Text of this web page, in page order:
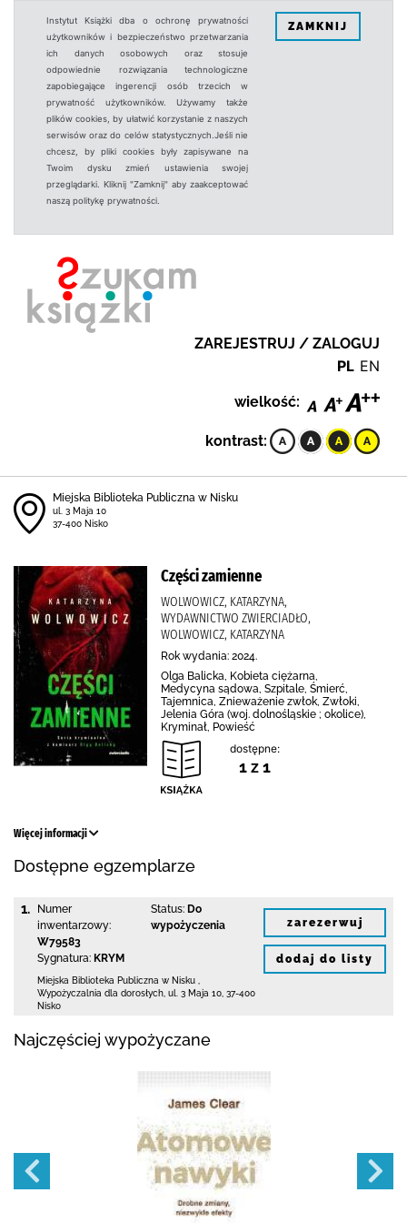
Instytut Książki dba o ochronę prywatności
użytkowników i bezpieczeństwo przetwarzania
ich danych osobowych oraz stosuje
odpowiednie rozwiązania technologiczne
zapobiegające ingerencji osób trzecich w
prywatność użytkowników. Używamy także
plików cookies, by ułatwić korzystanie z naszych
serwisów oraz do celów statystycznych.Jeśli nie
chcesz, by pliki cookies były zapisywane na
Twoim dysku zmień ustawienia swojej
przeglądarki. Kliknij "Zamknij" aby zaakceptować
naszą politykę prywatności.
ZAMKNIJ
ZAREJESTRUJ / ZALOGUJ
PL EN
wielkość:
kontrast:
Miejska Biblioteka Publiczna w Nisku
ul. 3 Maja 10
37-400 Nisko
Części zamienne
WOLWOWICZ, KATARZYNA,
WYDAWNICTWO ZWIERCIADŁO,
WOLWOWICZ, KATARZYNA
Rok wydania: 2024.
Olga Balicka, Kobieta ciężarna,
Medycyna sądowa, Szpitale, Śmierć,
Tajemnica, Znieważenie zwłok, Zwłoki,
Jelenia Góra (woj. dolnośląskie ; okolice),
Kryminał, Powieść
dostępne:
1 z 1
Więcej informacji
Dostępne egzemplarze
1.
Numer
inwentarzowy:
W79583
Sygnatura: KRYM
Status: Do
wypożyczenia
Miejska Biblioteka Publiczna w Nisku
Wypożyczalnia dla dorosłych, ul. 3 Maja 10 37-400
Nisko
zarezerwuj
dodaj do listy
Najczęściej wypożyczane